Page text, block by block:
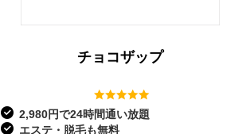
チョコザップ
2,980円で24時間通い放題
エステ・脱毛も無料